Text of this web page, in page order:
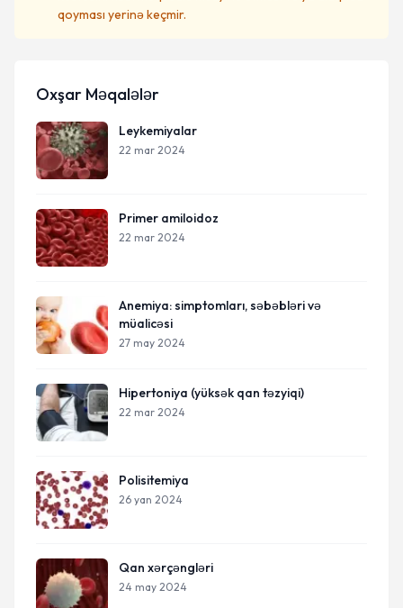
qoyması yerinə keçmir.
Oxşar Məqalələr
Leykemiyalar
22 mar 2024
Primer amiloidoz
22 mar 2024
Anemiya: simptomları, səbəbləri və
müalicəsi
27 may 2024
Hipertoniya (yüksək qan təzyiqi)
22 mar 2024
Polisitemiya
26 yan 2024
Qan xərçəngləri
24 may 2024